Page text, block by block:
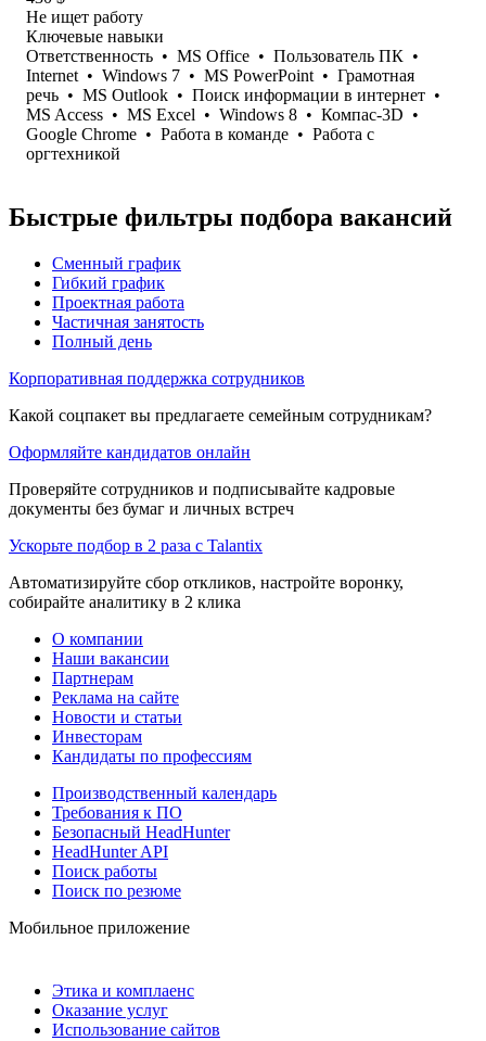
Не ищет работу
Ключевые навыки
Ответственность • MS Office • Пользователь ПК •
Internet • Windows 7 • MS PowerPoint • Грамотная
речь • MS Outlook • Поиск информации в интернет •
MS Access • MS Excel • Windows 8 • Компас-3D •
Google Chrome • Работа в команде • Работа с
оргтехникой
Быстрые фильтры подбора вакансий
Сменный график
Гибкий график
Проектная работа
Частичная занятость
Полный день
Корпоративная поддержка сотрудников
Какой соцпакет вы предлагаете семейным сотрудникам?
Оформляйте кандидатов онлайн
Проверяйте сотрудников и подписывайте кадровые
документы без бумаг и личных встреч
Ускорьте подбор в 2 раза с Talantix
Автоматизируйте сбор откликов, настройте воронку,
собирайте аналитику в 2 клика
О компании
Наши вакансии
Партнерам
Реклама на сайте
Новости и статьи
Инвесторам
Кандидаты по профессиям
Производственный календарь
Требования к ПО
Безопасный HeadHunter
HeadHunter API
Поиск работы
Поиск по резюме
Мобильное приложение
Этика и комплаенс
Оказание услуг
Использование сайтов